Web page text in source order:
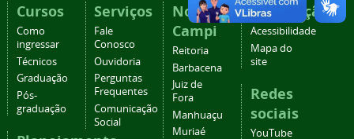
Cursos
Como
ingressar
Técnicos
Graduação
Pós-
graduação
Serviços
Fale
Conosco
Ouvidoria
Perguntas
Frequentes
Comunicação
Social
Nossos
Campi
Reitoria
Barbacena
Juiz de
Fora
Manhuaçu
Muriaé
Navegação
Acessibilidade
Mapa do
site
Redes
sociais
YouTube